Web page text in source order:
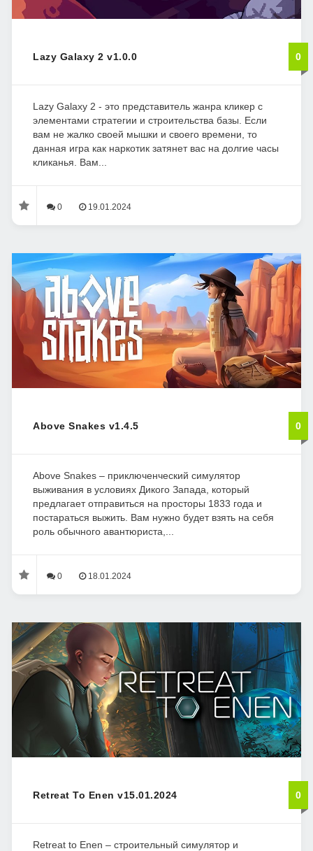
Lazy Galaxy 2 v1.0.0 0
Lazy Galaxy 2 - это представитель жанра кликер с
элементами стратегии и строительства базы. Если
вам не жалко своей мышки и своего времени, то
данная игра как наркотик затянет вас на долгие часы
кликанья. Вам...
0 19.01.2024
Above Snakes v1.4.5 0
Above Snakes – приключенческий симулятор
выживания в условиях Дикого Запада, который
предлагает отправиться на просторы 1833 года и
постараться выжить. Вам нужно будет взять на себя
роль обычного авантюриста,...
0 18.01.2024
Retreat To Enen v15.01.2024 0
Retreat to Enen – строительный симулятор и